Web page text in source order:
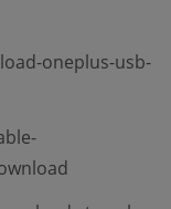
oneplus-usb-